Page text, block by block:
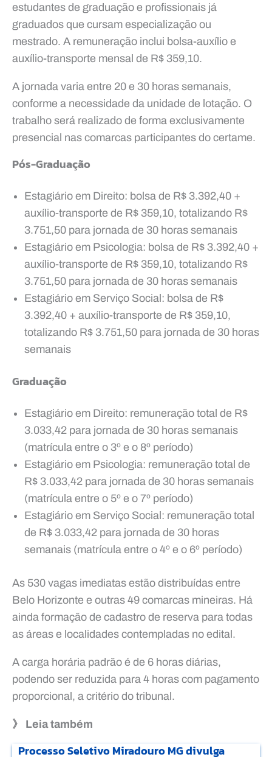
estudantes de graduação e profissionais já
graduados que cursam especialização ou
mestrado. A remuneração inclui bolsa-auxílio e
auxílio-transporte mensal de R$ 359,10.
A jornada varia entre 20 e 30 horas semanais,
conforme a necessidade da unidade de lotação. O
trabalho será realizado de forma exclusivamente
presencial nas comarcas participantes do certame.
Pós-Graduação
Estagiário em Direito: bolsa de R$ 3.392,40 +
auxílio-transporte de R$ 359,10, totalizando R$
3.751,50 para jornada de 30 horas semanais
Estagiário em Psicologia: bolsa de R$ 3.392,40 +
auxílio-transporte de R$ 359,10, totalizando R$
3.751,50 para jornada de 30 horas semanais
Estagiário em Serviço Social: bolsa de R$
3.392,40 + auxílio-transporte de R$ 359,10,
totalizando R$ 3.751,50 para jornada de 30 horas
semanais
Graduação
Estagiário em Direito: remuneração total de R$
3.033,42 para jornada de 30 horas semanais
(matrícula entre o 3º e o 8º período)
Estagiário em Psicologia: remuneração total de
R$ 3.033,42 para jornada de 30 horas semanais
(matrícula entre o 5º e o 7º período)
Estagiário em Serviço Social: remuneração total
de R$ 3.033,42 para jornada de 30 horas
semanais (matrícula entre o 4º e o 6º período)
As 530 vagas imediatas estão distribuídas entre
Belo Horizonte e outras 49 comarcas mineiras. Há
ainda formação de cadastro de reserva para todas
as áreas e localidades contempladas no edital.
A carga horária padrão é de 6 horas diárias,
podendo ser reduzida para 4 horas com pagamento
proporcional, a critério do tribunal.
》 Leia também
Processo Seletivo Miradouro MG divulga